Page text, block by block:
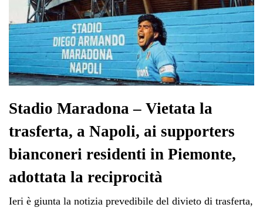
Stadio Maradona – Vietata la
trasferta, a Napoli, ai supporters
bianconeri residenti in Piemonte,
adottata la reciprocità
Ieri è giunta la notizia prevedibile del divieto di trasferta,